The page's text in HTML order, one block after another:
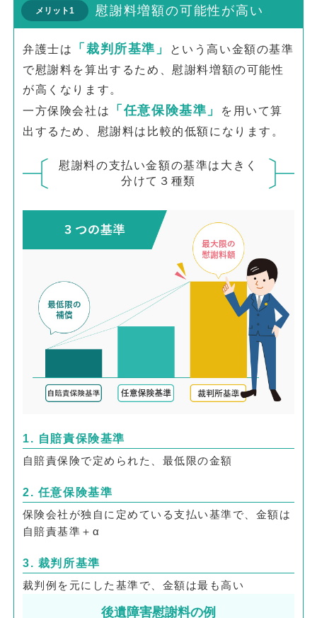
メリット1 慰謝料増額の可能性が高い
弁護士は 「裁判所基準」
という高い金額の基準
で慰謝料を算出するため、慰謝料増額の可能性
が高くなります。
一方保険会社は
「任意保険基準」
を用いて算
出するため、慰謝料は比較的低額になります。
慰謝料の支払い金額の基準は大きく
分けて３種類
1. 自賠責保険基準
自賠責保険で定められた、最低限の金額
2. 任意保険基準
保険会社が独自に定めている支払い基準で、金額は
自賠責基準＋α
3. 裁判所基準
裁判例を元にした基準で、金額は最も高い
後遺障害慰謝料の例